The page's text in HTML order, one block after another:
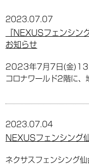
2023.07.07
『NEXUSフェンシン
お知らせ
2023年7月7日(金
コロナワールド2階に
2023.07.04
NEXUSフェンシング
ネクサスフェンシング